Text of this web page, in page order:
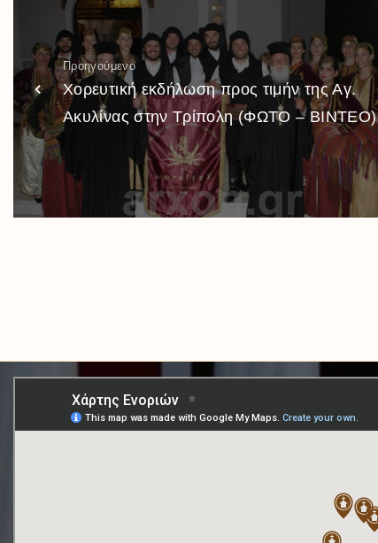
Προηγούμενο
Χορευτική εκδήλωση προς τιμήν της Αγ.
Ακυλίνας στην Τρίπολη (ΦΩΤΟ – ΒΙΝΤΕΟ)